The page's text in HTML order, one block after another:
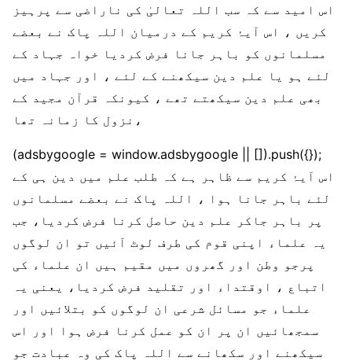
اس امید سے کہ سب اللہ تعالیٰ کی ناراضی سے پرہیز
کریں ، اس آیۂ کریم کے درمیان اللہ پاک نے بعضے
مسلمانوں کو باہر جانا فرض کردیا خواہ جہاد کے
لئے ہو یا علم دین سیکھنے کے لئے ، اور جہاد میں
بھی علم دین سیکھتے تھے ، کیونکہ قرآن مجید کے
نزول کا زمانہ تھا،
(adsbygoogle = window.adsbygoogle || []).push({});
اس آیۂ کریم سے ظاہر ہے کہ طلب علم میں دین ہی کے
لئے باہر جانا ہوا ، اللہ پاک نے بعضے مسلمانوں
پر باہر جاکر علم دین حاصل کرنا فرض کردیا، جب
یہ علماء اپنی قوم کی طرف لوٹ آئیں تو ان لوگوں
پرجو وطن اور گھروں میں مقیم ہیں ان علماء کی
اتباع ، اوقتداء اور تقلید فرض کردیا، یعنی یہ
علماء جو مسائل شرعی ان لوگوں کو بتلائیں اور
سمجھائیں ان پر ان کو عمل کرنا فرض ہوا اور اس
سیکھنے اور سکھانے سے اللہ پاک کی وہ عبادت جو